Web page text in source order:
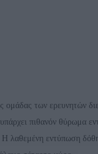
των ερευνητών
υπάρχει πιθανόν
Η λαθεμένη εντύπωση